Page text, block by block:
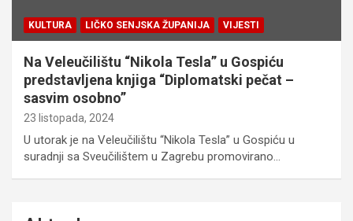
KULTURA LIČKO SENJSKA ŽUPANIJA VIJESTI
Na Veleučilištu “Nikola Tesla” u Gospiću
predstavljena knjiga “Diplomatski pečat –
sasvim osobno”
23 listopada, 2024
U utorak je na Veleučilištu “Nikola Tesla” u Gospiću u
suradnji sa Sveučilištem u Zagrebu promovirano…